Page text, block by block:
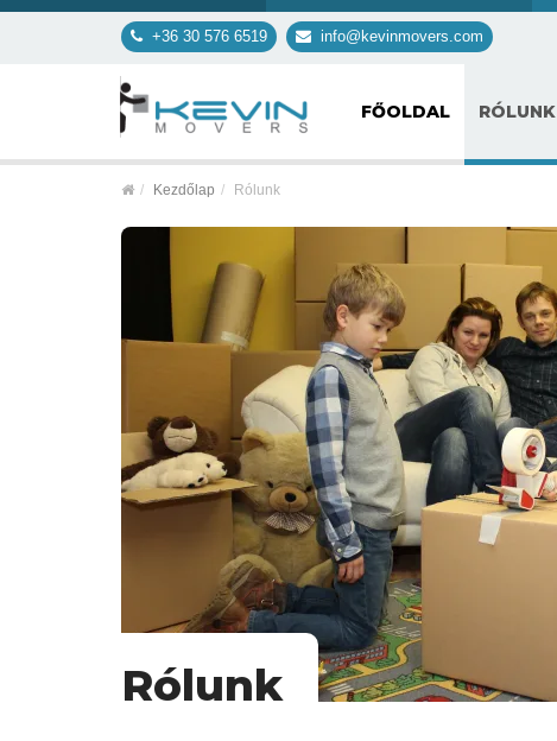
+36 30 576 6519 info@kevinmovers.com
FŐOLDAL RÓLUNK
Kezdőlap Rólunk
Rólunk